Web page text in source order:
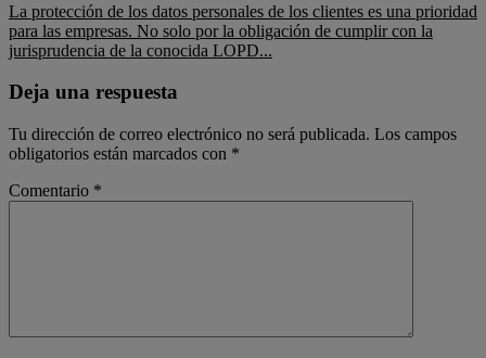
La protección de los datos personales de los clientes es una prioridad
para las empresas. No solo por la obligación de cumplir con la
jurisprudencia de la conocida LOPD...
Deja una respuesta
Tu dirección de correo electrónico no será publicada. Los campos
obligatorios están marcados con *
Comentario *